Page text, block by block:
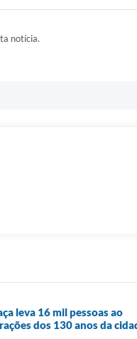
notícia.
leva 16 mil pessoas ao
dos 130 anos da